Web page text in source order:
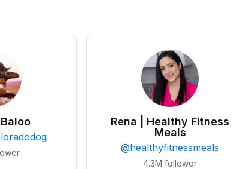
Rena | Healthy Fitness
Meals
@healthyfitnessmeals
4.3M follower